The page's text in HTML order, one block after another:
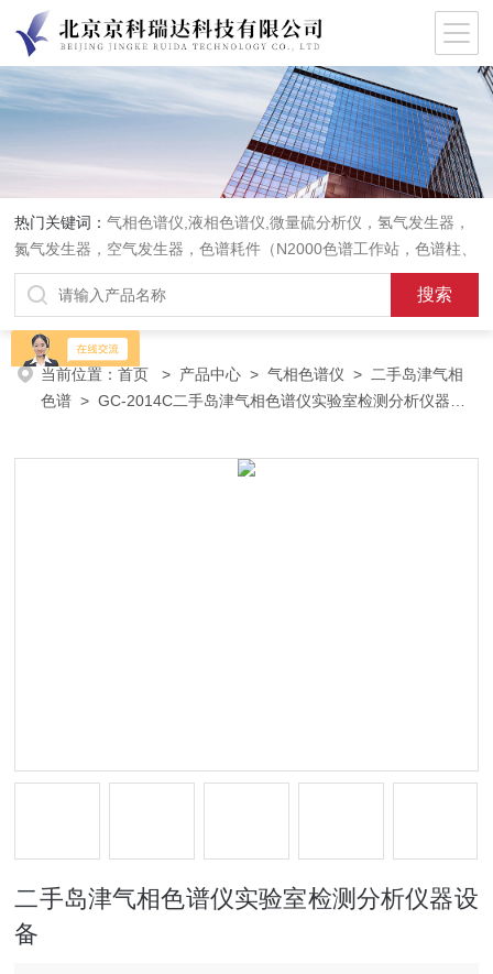
热门关键词：气相色谱仪,液相色谱仪,微量硫分析仪，氢气发生器，
氮气发生器，空气发生器，色谱耗件（N2000色谱工作站，色谱柱、
阀件、进样器、色谱担体），顶空进样器，热解析仪，紫外分光光度
计，原子吸收分光光度计，傅立叶红外光谱仪，分析天平等常规实验
室产品。
当前位置：首页 > 产品中心 >气相色谱仪 > 二手岛津气相
色谱 > GC-2014C二手岛津气相色谱仪实验室检测分析仪器设
二手岛津气相色谱仪实验室检测分析仪器设
备